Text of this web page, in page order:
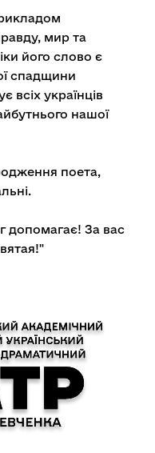
мир та
його слово є
спадщини
всіх українців
нашої
поета,
допомагає! За вас